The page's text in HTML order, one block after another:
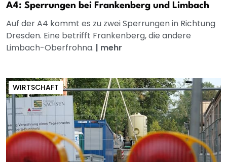
A4: Sperrungen bei Frankenberg und Limbach
Auf der A4 kommt es zu zwei Sperrungen in Richtung
Dresden. Eine betrifft Frankenberg, die andere
Limbach-Oberfrohna. | mehr
WIRTSCHAFT